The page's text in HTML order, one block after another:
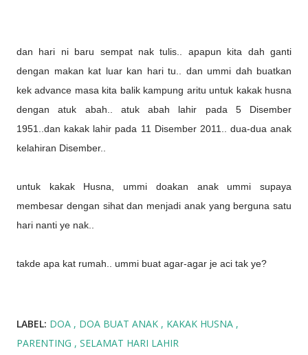
dan hari ni baru sempat nak tulis.. apapun kita dah ganti
dengan makan kat luar kan hari tu.. dan ummi dah buatkan
kek advance masa kita balik kampung aritu untuk kakak husna
dengan atuk abah.. atuk abah lahir pada 5 Disember
1951..dan kakak lahir pada 11 Disember 2011.. dua-dua anak
kelahiran Disember..
untuk kakak Husna, ummi doakan anak ummi supaya
membesar dengan sihat dan menjadi anak yang berguna satu
hari nanti ye nak..
takde apa kat rumah.. ummi buat agar-agar je aci tak ye?
LABEL: DOA DOA BUAT ANAK
KAKAK HUSNA
PARENTING
SELAMAT HARI LAHIR